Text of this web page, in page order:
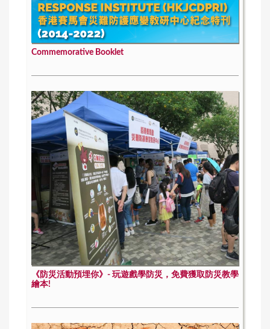
Commemorative Booklet
《防災活動預埋你》- 玩遊戲學防災，免費獲取防災教學
繪本!